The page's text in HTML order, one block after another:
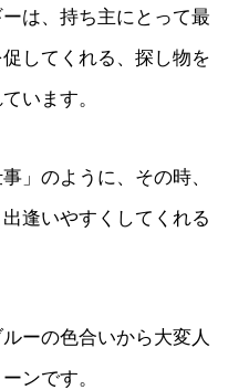
は、持ち主にとって最
してくれる、探し物を
います。
」のように、その時、
逢いやすくしてくれる
ーの色合いから大変人
ンです。